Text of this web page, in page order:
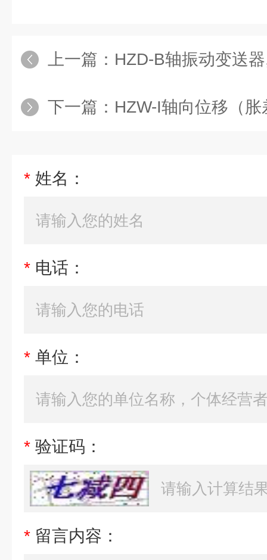
上一篇： HZD-B轴振动变送
下一篇： HZW-I轴向位移（
* 姓名：
* 电话：
* 单位：
* 验证码：
* 留言内容：